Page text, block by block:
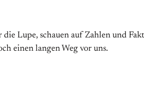
Lupe, schauen auf Zahlen und
einen langen Weg vor uns.